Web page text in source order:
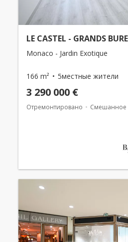
LE CASTEL - GRANDS
Monaco - Jardin Exotique
166 m² 5местные жители
3 290 000 €
Отремонтировано Смешанное